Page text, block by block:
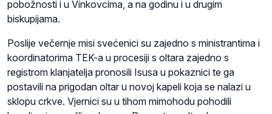
pobožnosti i u Vinkovcima, a na godinu i u drugim
biskupijama.
Poslije večernje misi svećenici su zajedno s ministrantima i
koordinatorima TEK-a u procesiji s oltara zajedno s
registrom klanjatelja pronosili Isusa u pokaznici te ga
postavili na prigodan oltar u novoj kapeli koja se nalazi u
sklopu crkve. Vjernici su u tihom mimohodu pohodili